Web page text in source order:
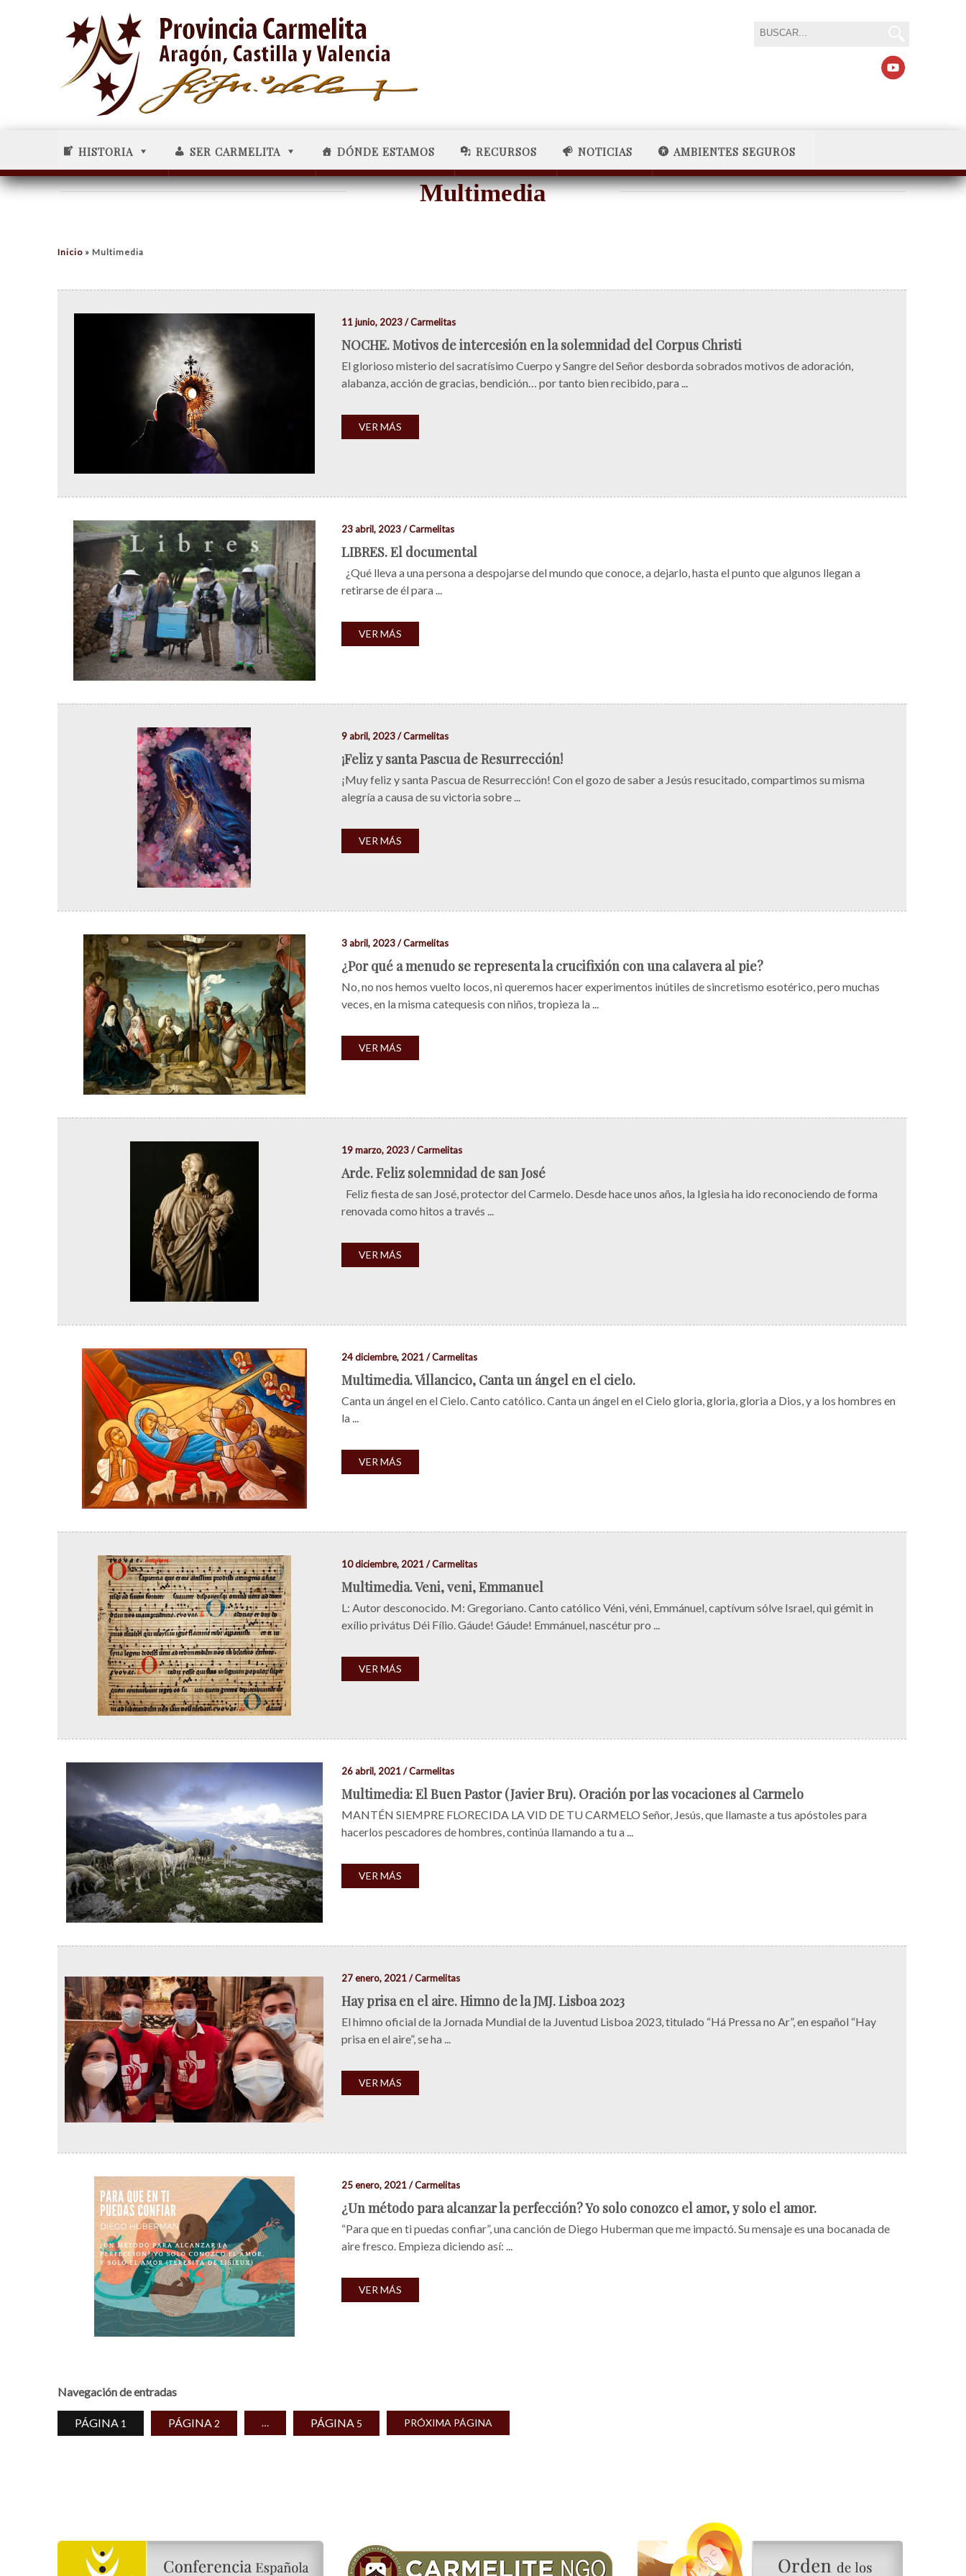
HISTORIA SER CARMELITA DÓNDE ESTAMOS RECURSOS NOTICIAS AMBIENTES SEGUROS
Multimedia
Inicio» Multimedia
11 junio, 2023 / Carmelitas
NOCHE. Motivos de intercesión en la solemnidad del Corpus Christi
El glorioso misterio del sacratísimo Cuerpo y Sangre del Señor desborda sobrados motivos de adoración,
alabanza, acción de gracias, bendición… por tanto bien recibido, para ...
VER MÁS
23 abril, 2023 / Carmelitas
LIBRES. El documental
¿Qué lleva a una persona a despojarse del mundo que conoce, a dejarlo, hasta el punto que algunos llegan a
retirarse de él para ...
VER MÁS
9 abril, 2023 / Carmelitas
¡Feliz y santa Pascua de Resurrección!
¡Muy feliz y santa Pascua de Resurrección! Con el gozo de saber a Jesús resucitado, compartimos su misma
alegría a causa de su victoria sobre ...
VER MÁS
3 abril, 2023 / Carmelitas
¿Por qué a menudo se representa la crucifixión con una calavera al pie?
No, no nos hemos vuelto locos, ni queremos hacer experimentos inútiles de sincretismo esotérico, pero muchas
veces, en la misma catequesis con niños, tropieza la ...
VER MÁS
19 marzo, 2023 / Carmelitas
Arde. Feliz solemnidad de san José
Feliz fiesta de san José, protector del Carmelo. Desde hace unos años, la Iglesia ha ido reconociendo de forma
renovada como hitos a través ...
VER MÁS
24 diciembre, 2021 / Carmelitas
Multimedia. Villancico, Canta un ángel en el cielo.
Canta un ángel en el Cielo. Canto católico. Canta un ángel en el Cielo gloria, gloria, gloria a Dios, y a los hombres en
la ...
VER MÁS
10 diciembre, 2021 / Carmelitas
Multimedia. Veni, veni, Emmanuel
L: Autor desconocido. M: Gregoriano. Canto católico Véni, véni, Emmánuel, captívum sólve Israel, qui gémit in
exílio privátus Déi Fílio. Gáude! Gáude! Emmánuel, nascétur pro ...
VER MÁS
26 abril, 2021 / Carmelitas
Multimedia: El Buen Pastor (Javier Bru). Oración por las vocaciones al Carmelo
MANTÉN SIEMPRE FLORECIDA LA VID DE TU CARMELO Señor, Jesús, que llamaste a tus apóstoles para
hacerlos pescadores de hombres, continúa llamando a tu a ...
VER MÁS
27 enero, 2021 / Carmelitas
Hay prisa en el aire. Himno de la JMJ. Lisboa 2023
El himno oficial de la Jornada Mundial de la Juventud Lisboa 2023, titulado “Há Pressa no Ar”, en español “Hay
prisa en el aire”, se ha ...
VER MÁS
25 enero, 2021 / Carmelitas
¿Un método para alcanzar la perfección? Yo solo conozco el amor, y solo el amor.
“Para que en ti puedas confiar”, una canción de Diego Huberman que me impactó. Su mensaje es una bocanada de
aire fresco. Empieza diciendo así: ...
VER MÁS
Navegación de entradas
PÁGINA 1 PÁGINA 2 … PÁGINA 5 PRÓXIMA PÁGINA